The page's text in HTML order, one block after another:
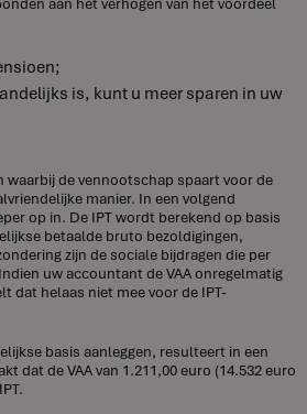
is, kunt u meer sparen in uw
waarbij de vennootschap spaart voor de
manier. In een volgend
op in. De IPT wordt berekend op basis
betaalde bruto bezoldigingen,
zijn de sociale bijdragen die per
uw accountant de VAA onregelmatig
dat helaas niet mee voor de IPT-
basis aanleggen, resulteert in een
dat de VAA van 1.211,00 euro (14.532 euro